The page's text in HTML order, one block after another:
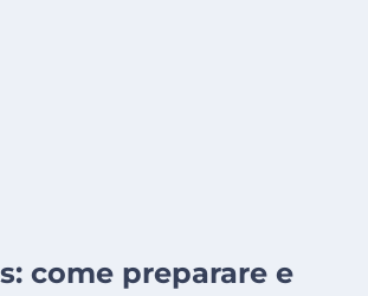
come preparare e